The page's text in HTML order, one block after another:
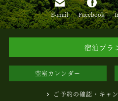
E-mail Facebook
宿泊プラ
空室カレンダー
ご予約の確認・キャ